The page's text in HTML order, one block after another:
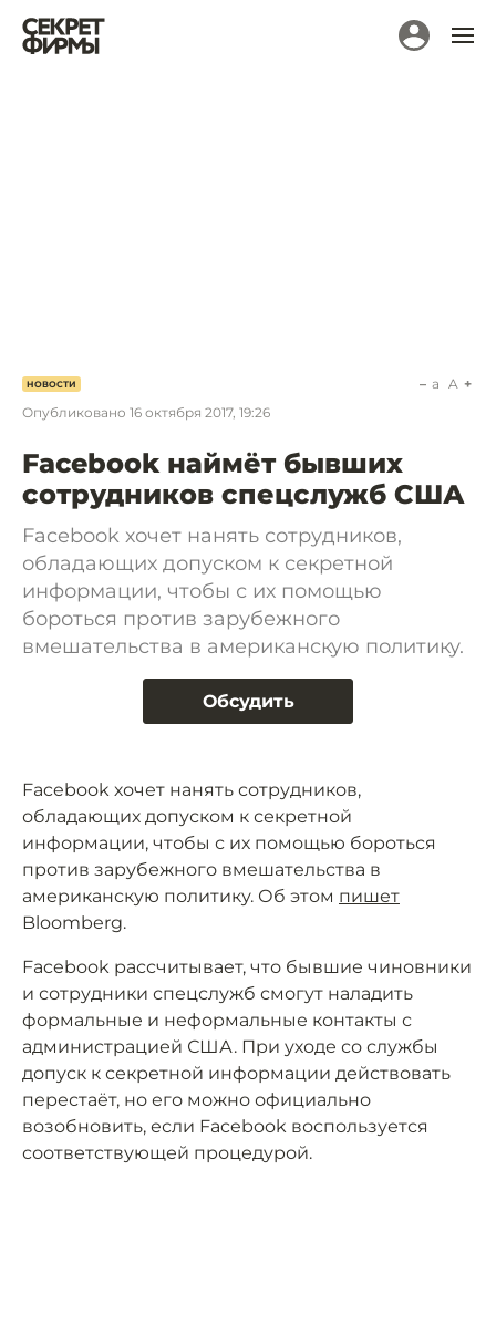
НОВОСТИ
Опубликовано 16 октября 2017, 19:26
a A
Facebook наймёт бывших
сотрудников спецслужб США
Facebook хочет нанять сотрудников,
обладающих допуском к секретной
информации, чтобы с их помощью
бороться против зарубежного
вмешательства в американскую политику.
Обсудить
Facebook хочет нанять сотрудников,
обладающих допуском к секретной
информации, чтобы с их помощью бороться
против зарубежного вмешательства в
американскую политику. Об этом пишет
Bloomberg.
Facebook рассчитывает, что бывшие чиновники
и сотрудники спецслужб смогут наладить
формальные и неформальные контакты с
администрацией США. При уходе со службы
допуск к секретной информации действовать
перестаёт, но его можно официально
возобновить, если Facebook воспользуется
соответствующей процедурой.